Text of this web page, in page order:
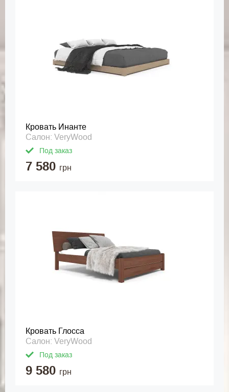
Кровать Инанте
Салон: VeryWood
Под заказ
7 580 грн
Кровать Глосса
Салон: VeryWood
Под заказ
9 580 грн